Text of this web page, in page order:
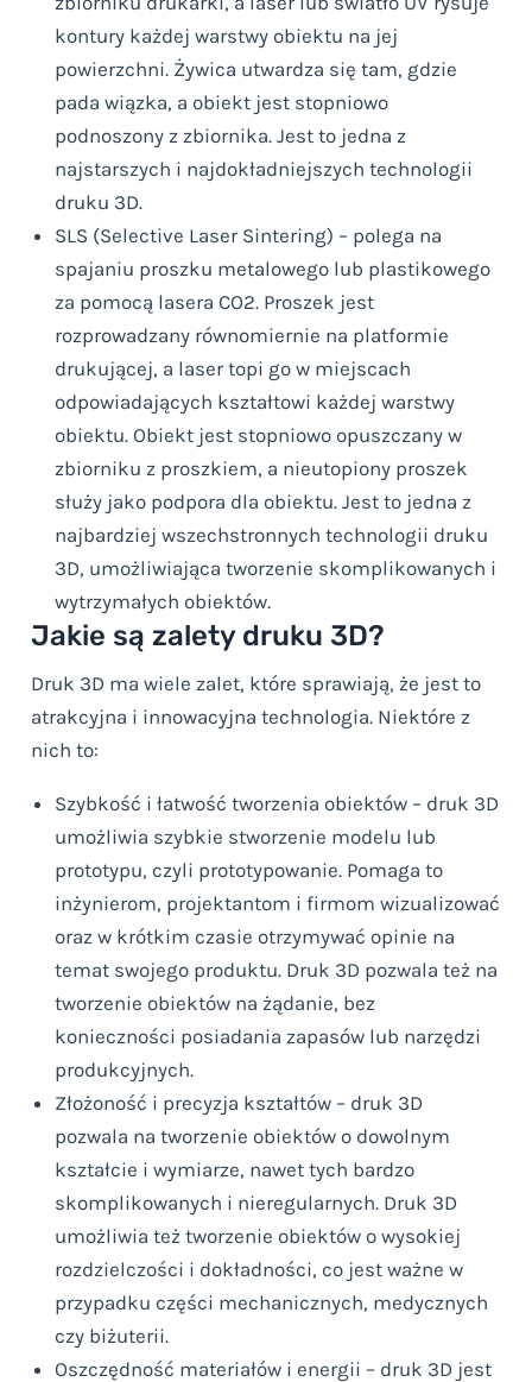
kontury każdej warstwy obiektu na jej
powierzchni. Żywica utwardza się tam, gdzie
pada wiązka, a obiekt jest stopniowo
podnoszony z zbiornika. Jest to jedna z
najstarszych i najdokładniejszych technologii
druku 3D.
SLS (Selective Laser Sintering) – polega na
spajaniu proszku metalowego lub plastikowego
za pomocą lasera CO2. Proszek jest
rozprowadzany równomiernie na platformie
drukującej, a laser topi go w miejscach
odpowiadających kształtowi każdej warstwy
obiektu. Obiekt jest stopniowo opuszczany w
zbiorniku z proszkiem, a nieutopiony proszek
służy jako podpora dla obiektu. Jest to jedna z
najbardziej wszechstronnych technologii druku
3D, umożliwiająca tworzenie skomplikowanych i
wytrzymałych obiektów.
Jakie są zalety druku 3D?
Druk 3D ma wiele zalet, które sprawiają, że jest to
atrakcyjna i innowacyjna technologia. Niektóre z
nich to:
Szybkość i łatwość tworzenia obiektów – druk 3D
umożliwia szybkie stworzenie modelu lub
prototypu, czyli prototypowanie. Pomaga to
inżynierom, projektantom i firmom wizualizować
oraz w krótkim czasie otrzymywać opinie na
temat swojego produktu. Druk 3D pozwala też na
tworzenie obiektów na żądanie, bez
konieczności posiadania zapasów lub narzędzi
produkcyjnych.
Złożoność i precyzja kształtów – druk 3D
pozwala na tworzenie obiektów o dowolnym
kształcie i wymiarze, nawet tych bardzo
skomplikowanych i nieregularnych. Druk 3D
umożliwia też tworzenie obiektów o wysokiej
rozdzielczości i dokładności, co jest ważne w
przypadku części mechanicznych, medycznych
czy biżuterii.
Oszczędność materiałów i energii – druk 3D jest